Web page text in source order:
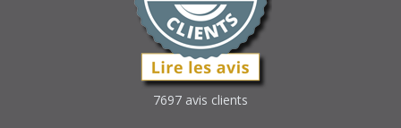
7697 avis clients